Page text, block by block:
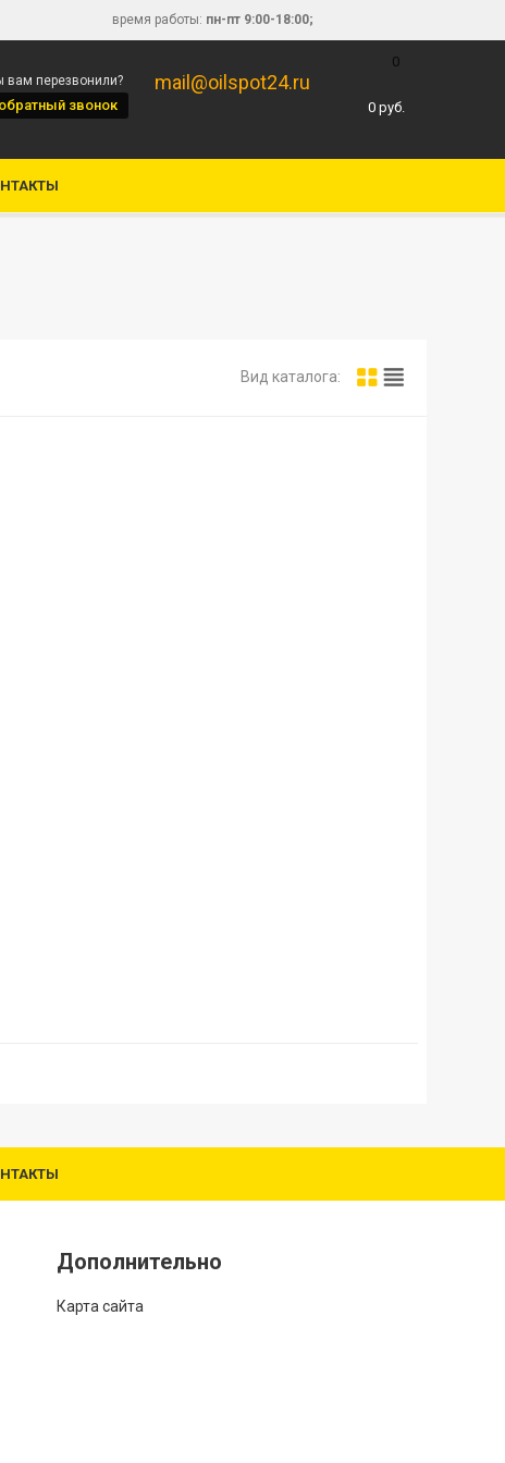
0
0руб.
время работы: пн-пт 9:00-18:00;
вам перезвонили?
обратный звонок
mail@oilspot24.ru
Вид каталога:
Дополнительно
Карта сайта